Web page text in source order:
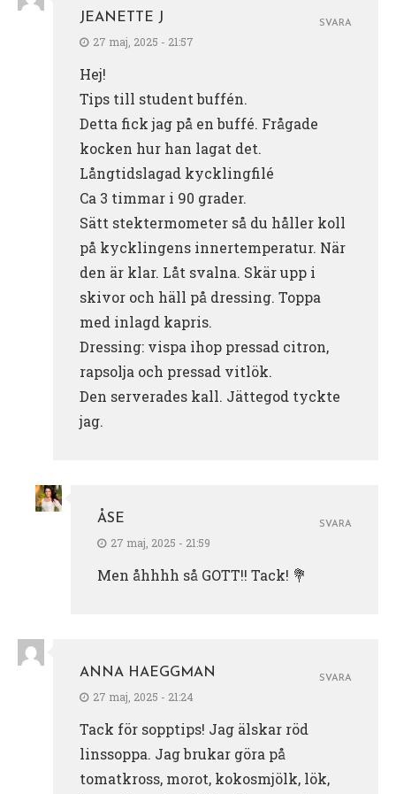
JEANETTE J
27 maj, 2025 - 21:57
Hej!
Tips till student buffén.
Detta fick jag på en buffé. Frågade
kocken hur han lagat det.
Långtidslagad kycklingfilé
Ca 3 timmar i 90 grader.
Sätt stektermometer så du håller koll
på kycklingens innertemperatur. När
den är klar. Låt svalna. Skär upp i
skivor och häll på dressing. Toppa
med inlagd kapris.
Dressing: vispa ihop pressad citron,
rapsolja och pressad vitlök.
Den serverades kall. Jättegod tyckte
jag.
SVARA
ÅSE
27 maj, 2025 - 21:59
Men åhhhh så GOTT!! Tack! 💐
SVARA
ANNA HAEGGMAN
27 maj, 2025 - 21:24
Tack för sopptips! Jag älskar röd
linssoppa. Jag brukar göra på
tomatkross, morot, kokosmjölk, lök,
SVARA